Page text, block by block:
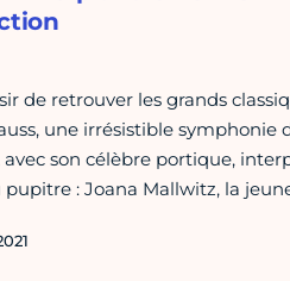
de retrouver les grands
une irrésistible
avec son célèbre portique,
pupitre : Joana Mallwitz, la